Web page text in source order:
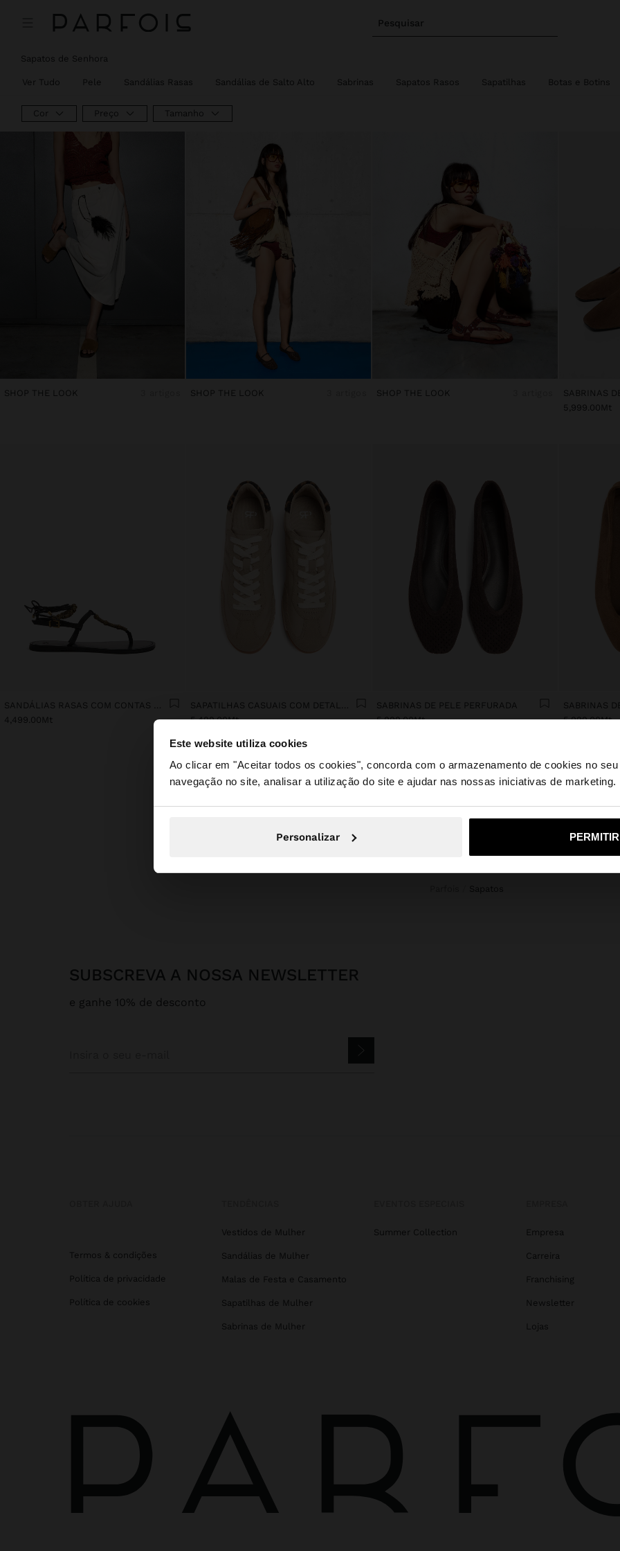
Este website utiliza cookies
Ao clicar em "Aceitar todos os cookies", concorda com o armazenamento de cookies no
navegação no site, analisar a utilização do site e ajudar nas nossas iniciativas de marketing.
Personalizar
Pesquisar
olá
Está a aceder ao site a partir de Mozambique. Deseja navegar no nosso site
Sim,
Sapatos de Senhora
Ver Tudo Pele Sandálias Rasas Sandálias de Salto Alto Sabrinas Sapatos Rasos Sapatilhas Botas e Botins
Cor Preço Tamanho
SHOP THE LOOK SHOP THE LOOK SHOP THE LOOK
5,999.00Mt
SANDÁLIAS RASAS COM CONTAS METÁLICAS
4,499.00Mt
SAPATILHAS CASUAIS COM DETALHES EM PELE
5,499.00Mt
SABRINAS DE PELE PERFURADA
5,999.00Mt
SABRINAS
5,999.00Mt
SUBSCREVA A NOSSA NEWSLETTER
e ganhe 10% de desconto
Termos & condições
Política de privacidade
Política de cookies
Vestidos de Mulher
Sandálias de Mulher
Malas de Festa e Casamento
Sapatilhas de Mulher
Sabrinas de Mulher
Summer Collection Empresa
Carreira
Franchising
Newsletter
Lojas